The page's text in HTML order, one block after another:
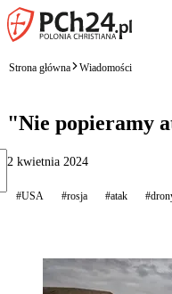
Strona główna Wiadomości
"Nie popieramy
2 kwietnia 2024
#USA #rosja #atak